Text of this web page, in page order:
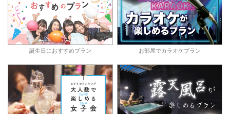
誕生日におすすめプラン お部屋でカラオケプラン